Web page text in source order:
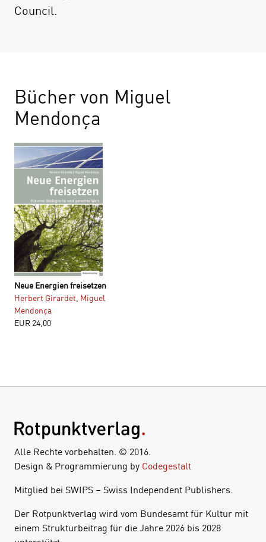
Council.
Bücher von Miguel
Mendonça
Neue Energien freisetzen
Herbert Girardet Miguel
Mendonça
EUR 24,00
Alle Rechte vorbehalten. © 2016.
Design & Programmierung by Codegestalt
Mitglied bei SWIPS – Swiss Independent Publishers.
Der Rotpunktverlag wird vom Bundesamt für Kultur mit
einem Strukturbeitrag für die Jahre 2026 bis 2028